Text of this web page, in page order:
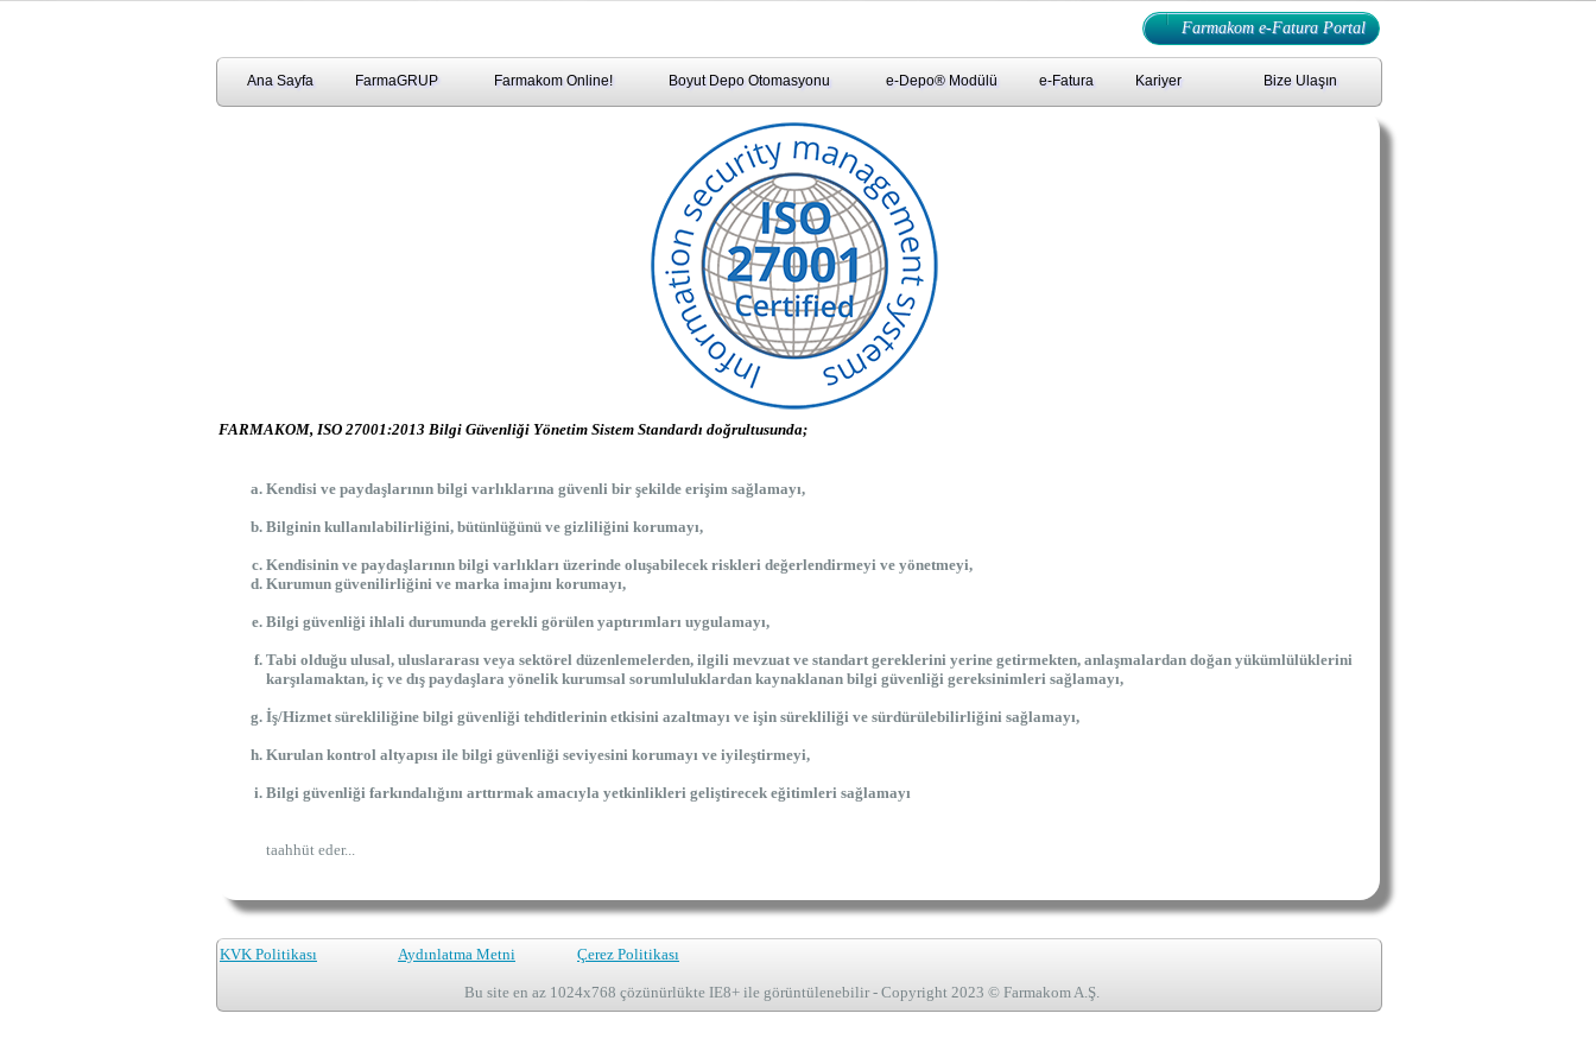
Farmakom e-Fatura Portal
Ana Sayfa FarmaGRUP Farmakom Online! Boyut Depo Otomasyonu e-Depo® Modülü e-Fatura Kariyer Bize Ulaşın
FARMAKOM, ISO 27001:2013 Bilgi Güvenliği Yönetim Sistem Standardı doğrultusunda;
Kendisi ve paydaşlarının bilgi varlıklarına güvenli bir şekilde erişim sağlamayı,
Bilginin kullanılabilirliğini, bütünlüğünü ve gizliliğini korumayı,
Kendisinin ve paydaşlarının bilgi varlıkları üzerinde oluşabilecek riskleri değerlendirmeyi ve yönetmeyi,
Kurumun güvenilirliğini ve marka imajını korumayı,
Bilgi güvenliği ihlali durumunda gerekli görülen yaptırımları uygulamayı,
Tabi olduğu ulusal, uluslararası veya sektörel düzenlemelerden, ilgili mevzuat ve standart gereklerini yerine getirmekten, anlaşmalardan doğan yükümlülüklerini
karşılamaktan, iç ve dış paydaşlara yönelik kurumsal sorumluluklardan kaynaklanan bilgi güvenliği gereksinimleri sağlamayı,
İş/Hizmet sürekliliğine bilgi güvenliği tehditlerinin etkisini azaltmayı ve işin sürekliliği ve sürdürülebilirliğini sağlamayı,
Kurulan kontrol altyapısı ile bilgi güvenliği seviyesini korumayı ve iyileştirmeyi,
Bilgi güvenliği farkındalığını arttırmak amacıyla yetkinlikleri geliştirecek eğitimleri sağlamayı
taahhüt eder...
KVK Politikası Aydınlatma Metni Çerez Politikası
Bu site en az 1024x768 çözünürlükte IE8+ ile görüntülenebilir - Copyright 2023 © Farmakom A.Ş.